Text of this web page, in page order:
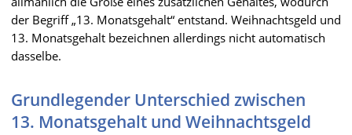
der Begriff „13. Monatsgehalt“ entstand. Weihnachtsgeld und
13. Monatsgehalt bezeichnen allerdings nicht automatisch
dasselbe.
Grundlegender Unterschied zwischen
13. Monatsgehalt und Weihnachtsgeld